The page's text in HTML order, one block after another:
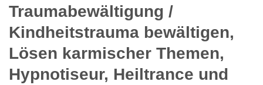
Traumabewältigung /
Kindheitstrauma bewältigen,
Lösen karmischer Themen,
Hypnotiseur, Heiltrance und